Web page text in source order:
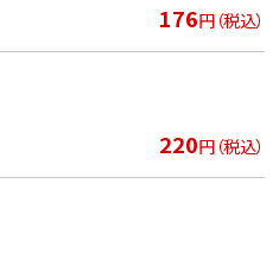
176円（税込）
220円（税込）